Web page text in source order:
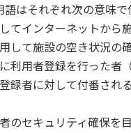
はそれぞれ次の意味で
ンターネットから施
施設の空き状況の確
者登録を行った者（
に対して付番される
キュリティ確保を目